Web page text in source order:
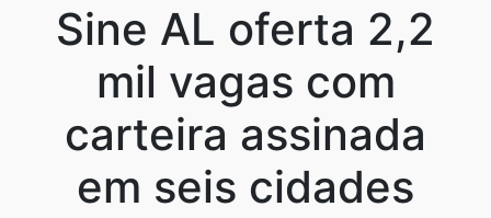
Sine AL oferta 2,2
mil vagas com
carteira assinada
em seis cidades